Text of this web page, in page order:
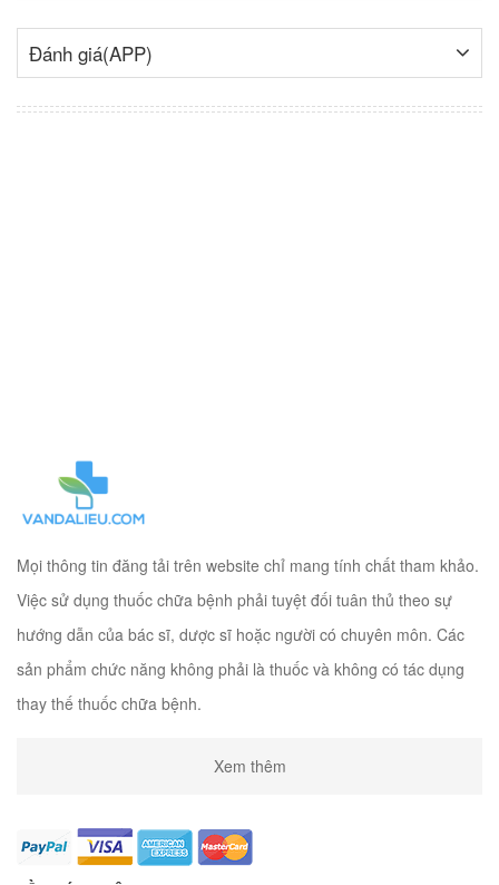
Đánh giá(APP)
Mọi thông tin đăng tải trên website chỉ mang tính chất tham khảo.
Việc sử dụng thuốc chữa bệnh phải tuyệt đối tuân thủ theo sự
hướng dẫn của bác sĩ, dược sĩ hoặc người có chuyên môn. Các
sản phẩm chức năng không phải là thuốc và không có tác dụng
thay thế thuốc chữa bệnh.
Xem thêm